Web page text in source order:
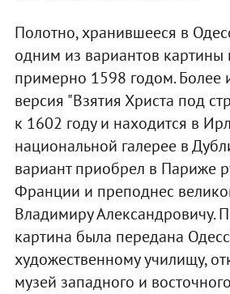
Полотно, хранившееся в
одним из вариантов картины
примерно 1598 годом. Более
версия "Взятия Христа под
к 1602 году и находится в
национальной галерее в
вариант приобрел в Париже
Франции и преподнес
Владимиру Александровичу.
картина была передана
художественному училищу,
музей западного и